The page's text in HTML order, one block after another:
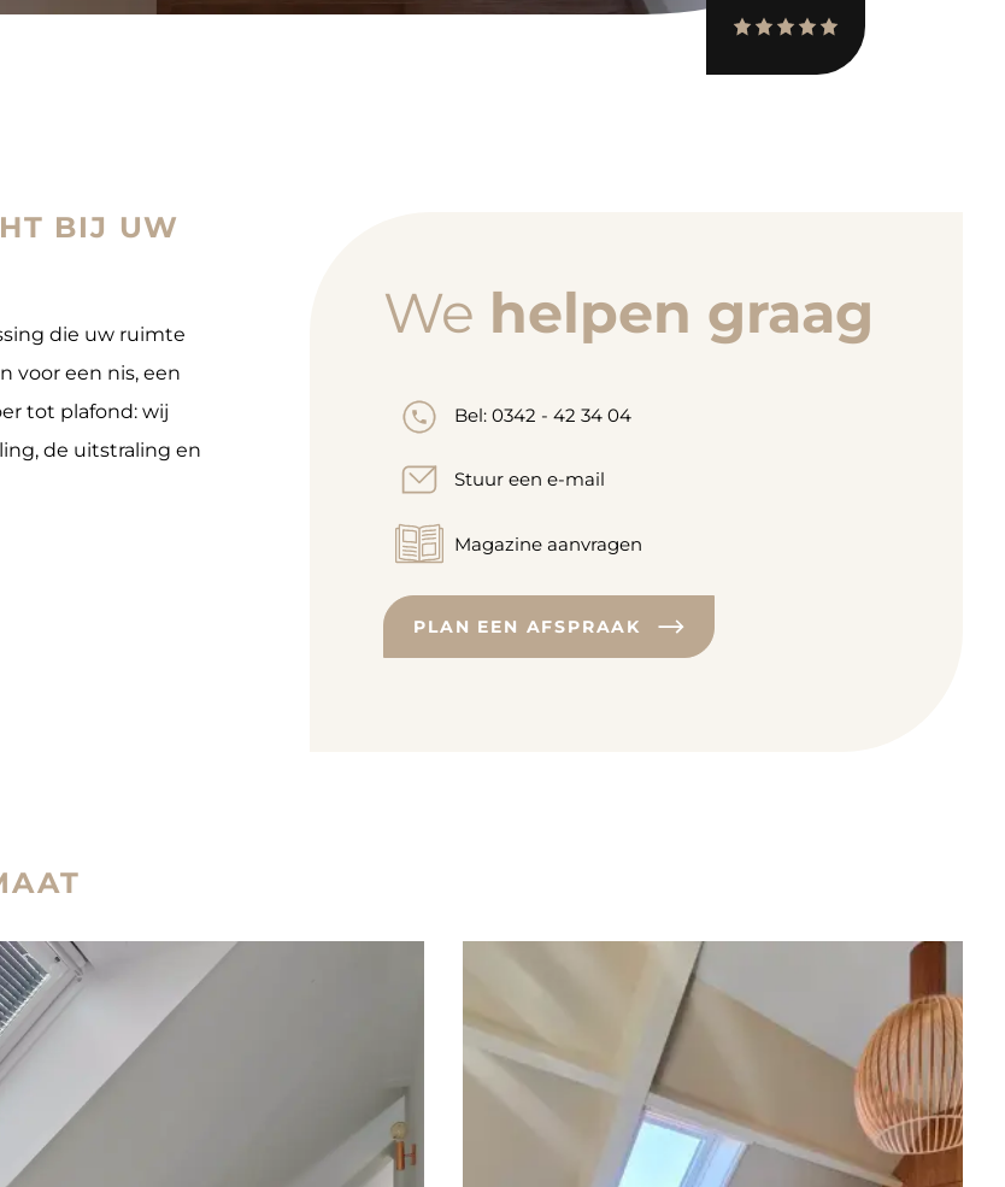
BIJ UW
die uw ruimte
voor een nis, een
tot plafond: wij
de uitstraling en
We helpen graag
Bel: 0342 - 42 34 04
Stuur een e-mail
Magazine aanvragen
PLAN EEN AFSPRAAK